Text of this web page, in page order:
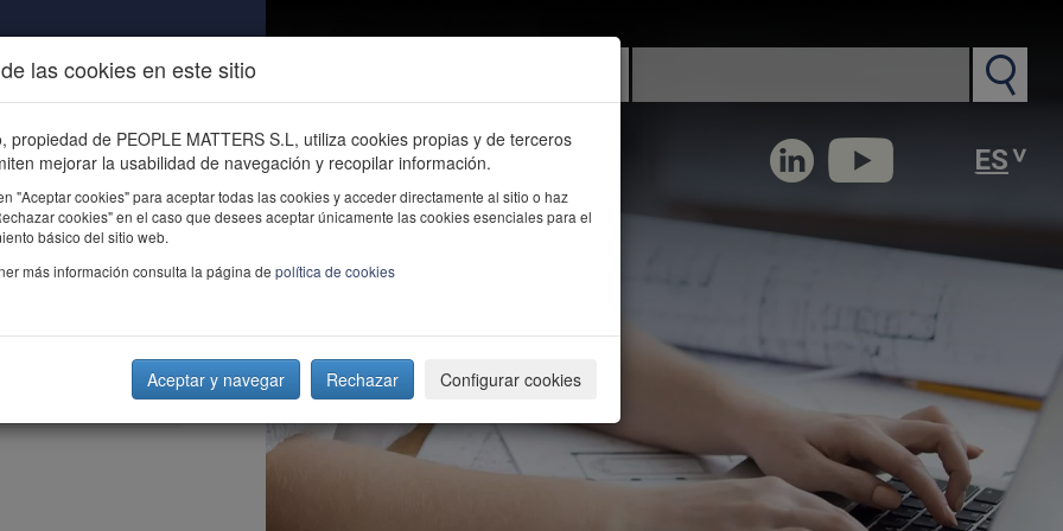
ÚNETE CONTACTO
Dirección
las cookies en este sitio
propiedad de PEOPLE MATTERS S.L, utiliza cookies propias y de terceros
mejorar la usabilidad de navegación y recopilar información.
"Aceptar cookies" para aceptar todas las cookies y acceder directamente al sitio o haz
cookies" en el caso que desees aceptar únicamente las cookies esenciales para el
básico del sitio web.
más información consulta la página de política de cookies
Aceptar y navegar Rechazar Configurar cookies